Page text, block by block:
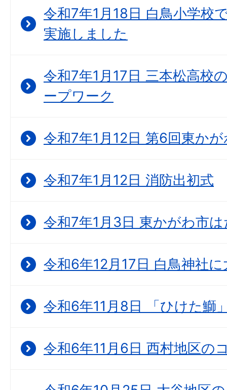
令和7年1月18日 白鳥小学校
実施しました
令和7年1月17日 三本松高校
ープワーク
令和7年1月12日 第6回東か
令和7年1月12日 消防出初式
令和7年1月3日 東かがわ市
令和6年12月17日 白鳥神社
令和6年11月8日 「ひけた鰤
令和6年11月6日 西村地区の